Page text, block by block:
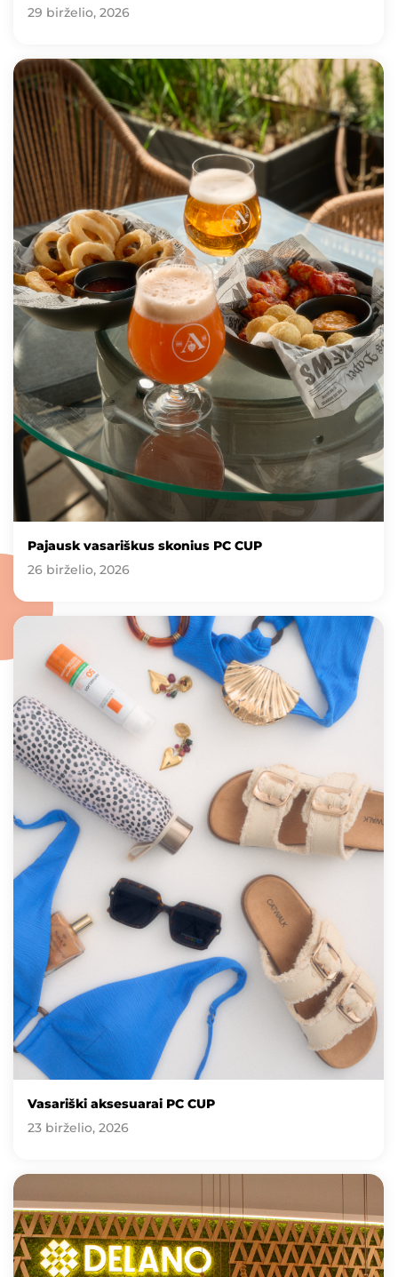
29 birželio, 2026
Pajausk vasariškus skonius PC CUP
26 birželio, 2026
Vasariški aksesuarai PC CUP
23 birželio, 2026